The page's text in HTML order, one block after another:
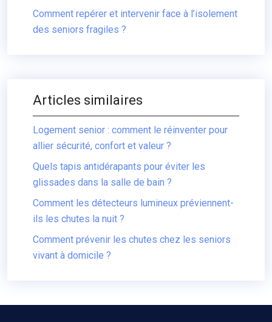
Comment repérer et intervenir face à l’isolement
des seniors fragiles ?
Articles similaires
Logement senior : comment le réinventer pour
allier sécurité, confort et valeur ?
Quels tapis antidérapants pour éviter les
glissades dans la salle de bain ?
Comment les détecteurs lumineux préviennent-
ils les chutes la nuit ?
Comment prévenir les chutes chez les seniors
vivant à domicile ?